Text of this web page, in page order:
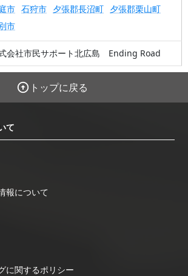
市 石狩市 夕張郡長沼町 夕張郡栗山町
市
会社市民サポート北広島 Ending Road
トップに戻る
て
報について
に関するポリシー